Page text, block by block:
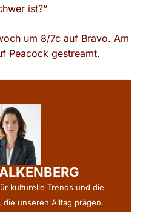
ist?“
um 8/7c auf Bravo. Am
Peacock gestreamt.
kulturelle Trends und die
unseren Alltag prägen.